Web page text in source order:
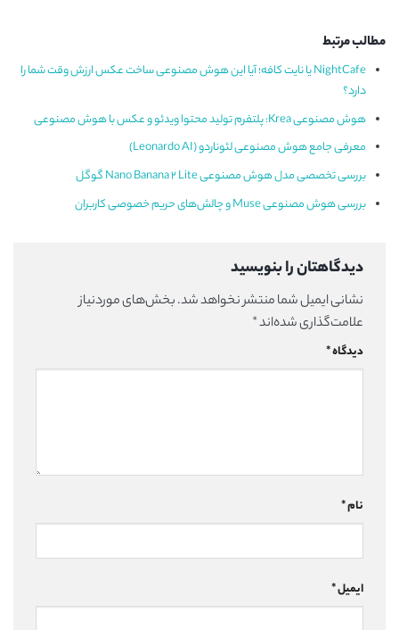
مطالب مرتبط
NightCafe یا نایت کافه؛ آیا این هوش مصنوعی ساخت عکس ارزش وقت شما را
دارد؟
هوش مصنوعی Krea: پلتفرم تولید محتوا ویدئو و عکس با هوش مصنوعی
معرفی جامع هوش مصنوعی لئوناردو (Leonardo AI)
بررسی تخصصی مدل هوش مصنوعی Nano Banana 2 Lite گوگل
بررسی هوش مصنوعی Muse و چالش‌های حریم خصوصی کاربران
دیدگاهتان را بنویسید
نشانی ایمیل شما منتشر نخواهد شد.بخش‌های موردنیاز
علامت‌گذاری شده‌اند*
دیدگاه*
نام*
ایمیل*